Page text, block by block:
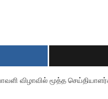
விழாவில் மூத்த